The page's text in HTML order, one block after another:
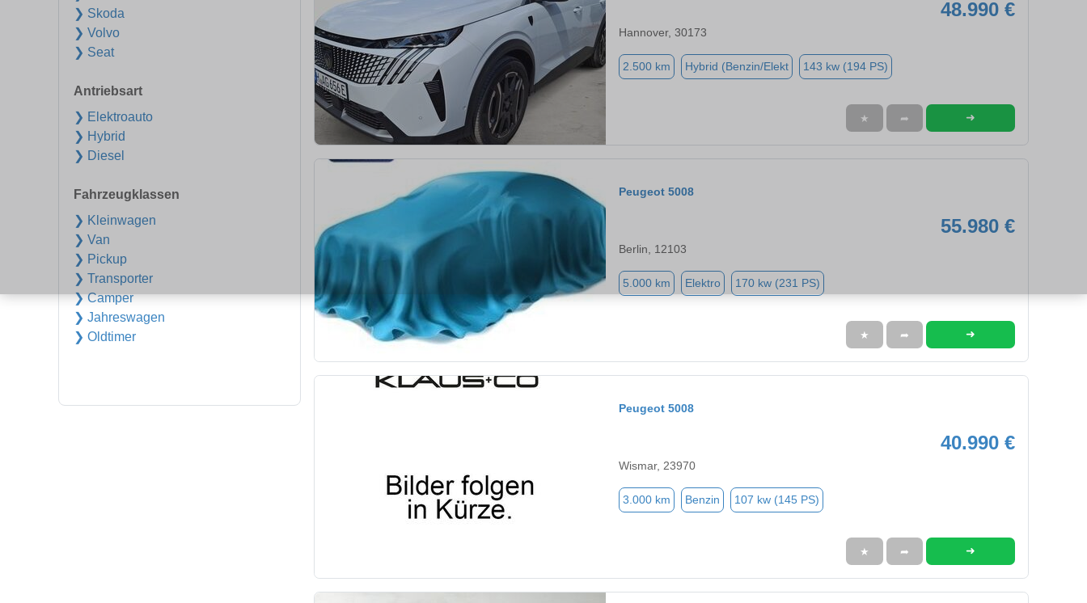
❯ Skoda
❯ Volvo
❯ Seat
Antriebsart
❯ Elektroauto
❯ Hybrid
❯ Diesel
Fahrzeugklassen
❯ Kleinwagen
❯ Van
❯ Pickup
❯ Transporter
❯ Camper
❯ Jahreswagen
❯ Oldtimer
48.990 €
Hannover, 30173
2.500 km Hybrid (Benzin/Elekt 143 kw (194 PS)
★ ➦ ➜
Peugeot 5008
55.980 €
Berlin, 12103
5.000 km Elektro 170 kw (231 PS)
★ ➦ ➜
Peugeot 5008
40.990 €
Wismar, 23970
3.000 km Benzin 107 kw (145 PS)
★ ➦ ➜